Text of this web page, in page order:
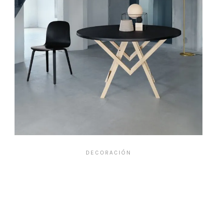
DECORACIÓN